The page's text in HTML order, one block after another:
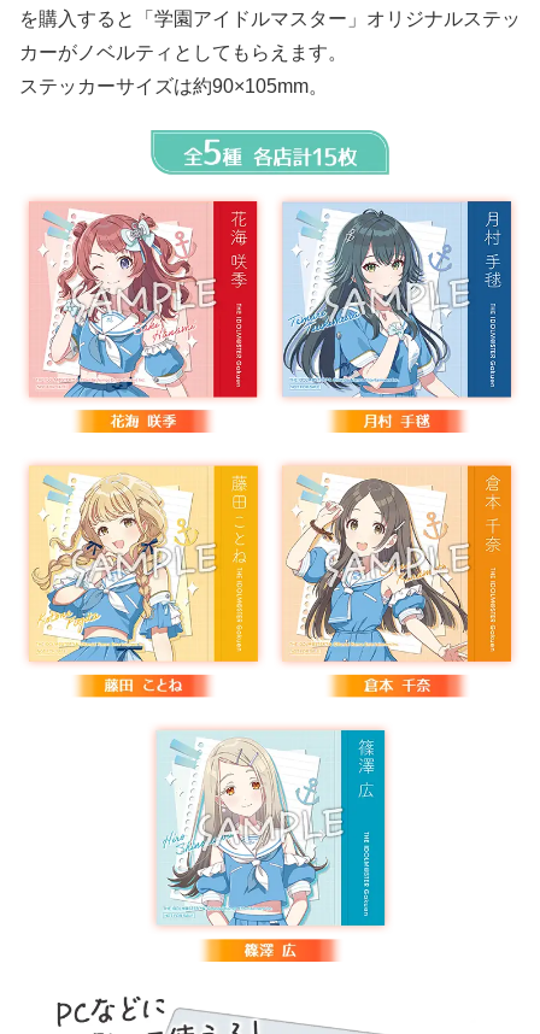
を購入すると「学園アイドルマスター」オリジナルステッ
カーがノベルティとしてもらえます。
ステッカーサイズは約90×105mm。